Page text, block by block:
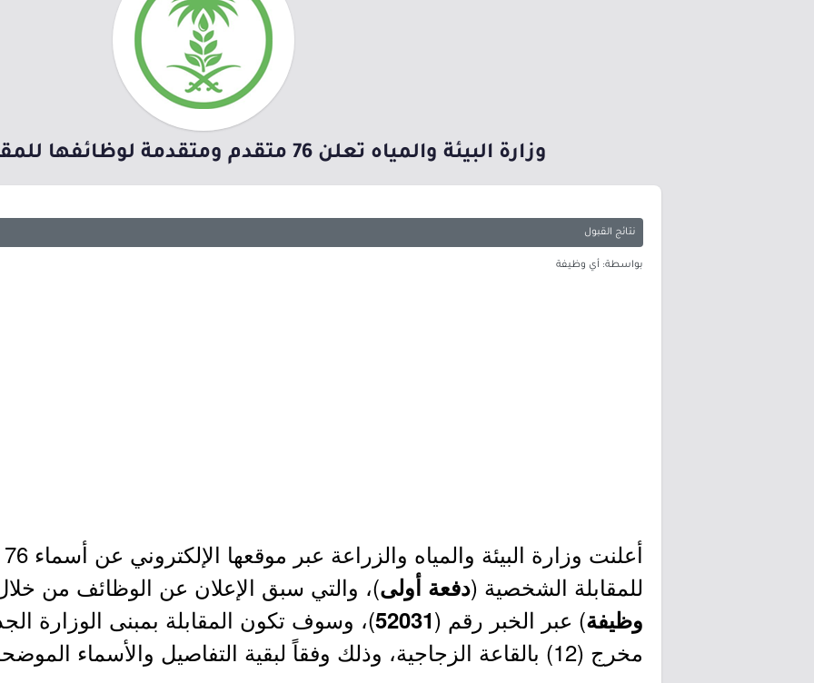
وزارة البيئة والمياه تعلن 76 متقدم ومتقدمة لوظائفها للمقابلة والمطابقة
نتائج القبول
بواسطة: أي وظيفة
للمقابلة الشخصية (دفعة أولى)، والتي سبق الإعلان عن الوظائف من
وظيفة) عبر الخبر رقم (52031)، وسوف تكون المقابلة بمبنى الوزارة
مخرج (12) بالقاعة الزجاجية، وذلك وفقاً لبقية التفاصيل والأسماء الموضحة أدناه.